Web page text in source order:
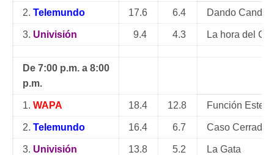
2. Telemundo 17.6 6.4 Dando
3. Univisión 9.4 4.3 La hora del
De 7:00 p.m. a 8:00
p.m.
1. WAPA 18.4 12.8 Función
2. Telemundo 16.4 6.7 Caso Cerrado:
3. Univisión 13.8 5.2 La Gata